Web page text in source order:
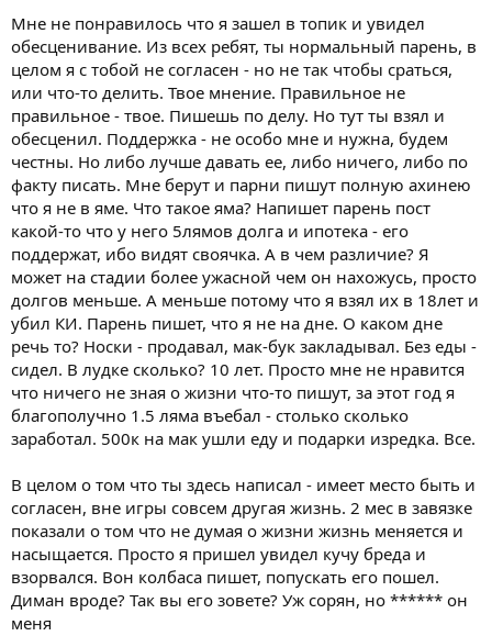
Совпадение? Это риторический вопрос. Удачи тебе в любом
случае
Мне не понравилось что я зашел в топик и увидел
обесценивание. Из всех ребят, ты нормальный парень, в
целом я с тобой не согласен - но не так чтобы сраться,
или что-то делить. Твое мнение. Правильное не
правильное - твое. Пишешь по делу. Но тут ты взял и
обесценил. Поддержка - не особо мне и нужна, будем
честны. Но либо лучше давать ее, либо ничего, либо по
факту писать. Мне берут и парни пишут полную ахинею
что я не в яме. Что такое яма? Напишет парень пост
какой-то что у него 5лямов долга и ипотека - его
поддержат, ибо видят своячка. А в чем различие? Я
может на стадии более ужасной чем он нахожусь, просто
долгов меньше. А меньше потому что я взял их в 18лет и
убил КИ. Парень пишет, что я не на дне. О каком дне
речь то? Носки - продавал, мак-бук закладывал. Без еды -
сидел. В лудке сколько? 10 лет. Просто мне не нравится
что ничего не зная о жизни что-то пишут, за этот год я
благополучно 1.5 ляма въебал - столько сколько
заработал. 500к на мак ушли еду и подарки изредка. Все.
В целом о том что ты здесь написал - имеет место быть и
согласен, вне игры совсем другая жизнь. 2 мес в завязке
показали о том что не думая о жизни жизнь меняется и
насыщается. Просто я пришел увидел кучу бреда и
взорвался. Вон колбаса пишет, попускать его пошел.
Диман вроде? Так вы его зовете? Уж сорян, но ****** он
меня